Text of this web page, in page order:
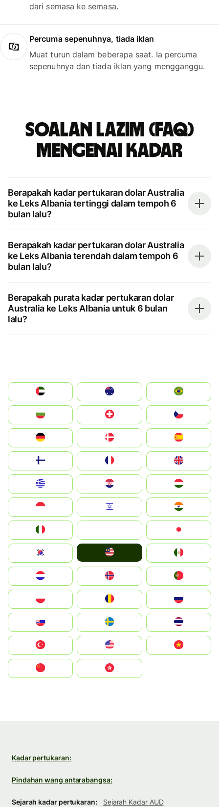
dari semasa ke semasa.
Percuma sepenuhnya, tiada iklan
Muat turun dalam beberapa saat. Ia percuma
sepenuhnya dan tiada iklan yang mengganggu.
Soalan Lazim (FAQ)
mengenai kadar
Berapakah kadar pertukaran dolar Australia
ke Leks Albania tertinggi dalam tempoh 6
bulan lalu?
Berapakah kadar pertukaran dolar Australia
ke Leks Albania terendah dalam tempoh 6
bulan lalu?
Berapakah purata kadar pertukaran dolar
Australia ke Leks Albania untuk 6 bulan
lalu?
الإمارات العربية المتحدة
Switzerland
Deutschland
United Kingdom
Magyarország
South Korea
United States
中國香港特別行政區
Kadar pertukaran:
Pindahan wang antarabangsa:
Sejarah kadar pertukaran:
Sejarah Kadar AUD